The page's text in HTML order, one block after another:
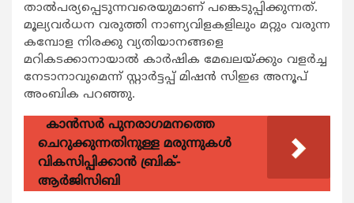
താല്‍പര്യപ്പെടുന്നവരെയുമാണ് പങ്കെടുപ്പിക്കുന്നത്.
മൂല്യവര്‍ധന വരുത്തി നാണ്യവിളകളിലും മറ്റും വരുന്ന
കമ്പോള നിരക്കു വ്യതിയാനങ്ങളെ
മറികടക്കാനായാല്‍ കാര്‍ഷിക മേഖലയ്ക്കും വളര്‍ച്ച
നേടാനാവുമെന്ന് സ്റ്റാര്‍ട്ടപ്പ് മിഷന്‍ സിഇഒ അനൂപ്
അംബിക പറഞ്ഞു.
കാന്‍സര്‍ പുനരാഗമനത്തെ
ചെറുക്കുന്നതിനുള്ള മരുന്നുകള്‍
വികസിപ്പിക്കാന്‍ ബ്രിക്-
ആര്‍ജിസിബി